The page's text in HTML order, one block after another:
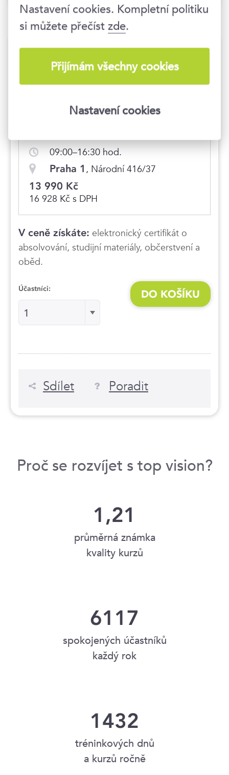
Termíny konání
22.–23. 10. 2026
09:00–16:30 hod.
Praha 1 , Národní 416/37
13 990 Kč
16 928 Kč s DPH
V ceně získáte: elektronický certifikát o
absolvování, studijní materiály, občerstvení a
oběd.
Účastníci:
1
DO KOŠÍKU
Sdílet Poradit
Proč se rozvíjet s top vision?
1,21
průměrná známka
kvality kurzů
6117
spokojených účastníků
každý rok
1432
tréninkových dnů
a kurzů ročně
Nastavení cookies. Kompletní politiku
si můžete přečístzde.
Přijímám všechny cookies
Nastavení cookies